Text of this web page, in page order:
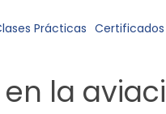
Prácticas Certificados
la